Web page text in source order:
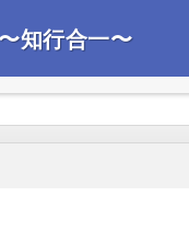
知行合一〜